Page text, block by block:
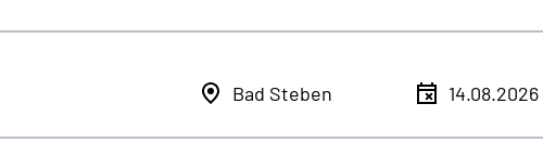
Bad Steben 14.08.2026